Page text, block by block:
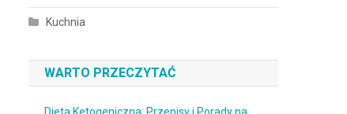
Kuchnia
WARTO PRZECZYTAĆ